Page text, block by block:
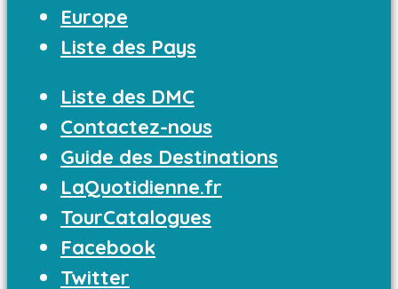
Europe
Liste des Pays
Liste des DMC
Contactez-nous
Guide des Destinations
LaQuotidienne.fr
TourCatalogues
Facebook
Twitter